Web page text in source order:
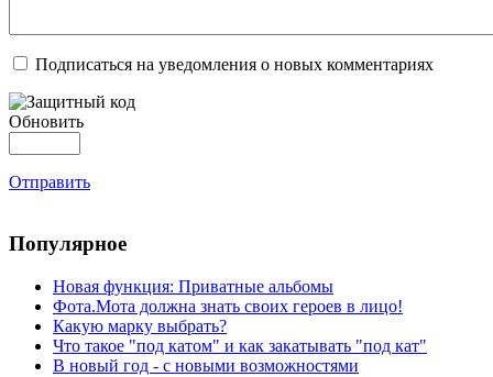
Подписаться на уведомления о новых комментариях
Обновить
Отправить
Популярное
Новая функция: Приватные альбомы
Фота.Мота должна знать своих героев в лицо!
Какую марку выбрать?
Что такое "под катом" и как закатывать "под кат"
В новый год - с новыми возможностями